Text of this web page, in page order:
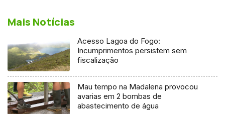
Mais Notícias
Acesso Lagoa do Fogo:
Incumprimentos persistem sem
fiscalização
Mau tempo na Madalena provocou
avarias em 2 bombas de
abastecimento de água